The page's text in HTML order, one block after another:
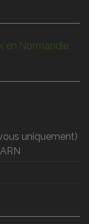
en Normandie,
uniquement)